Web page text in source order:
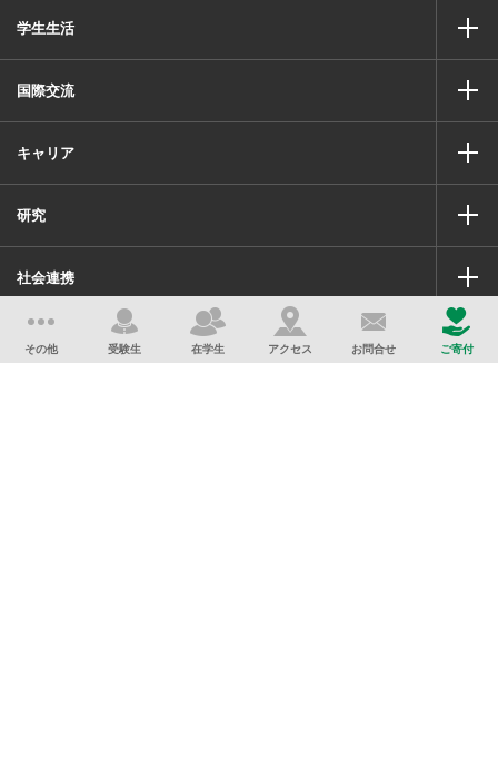
学生生活
国際交流
キャリア
研究
社会連携
このサイトについて
その他 受験生 在学生 アクセス お問合せ ご寄付